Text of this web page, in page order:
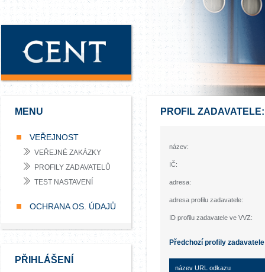
MENU
VEŘEJNOST
VEŘEJNÉ ZAKÁZKY
PROFILY ZADAVATELŮ
TEST NASTAVENÍ
OCHRANA OS. ÚDAJŮ
PŘIHLÁŠENÍ
PROFIL
název:
IČ:
adresa:
adresa profilu zadavatele:
ID profilu zadavatele ve VVZ:
Předchozí profily
název URL odkazu